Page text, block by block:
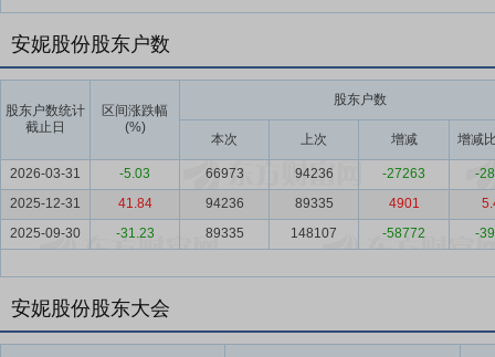
安妮股份股东户数
股东户数统计
截止日
区间涨跌幅
(%)
股东户数
本次 上次 增减 增减
2026-03-31 -5.03 66973 94236 -27263
-
2025-12-31
41.84 94236 89335 4901
2025-09-30
-31.23 89335 148107 -58772 -
安妮股份股东大会